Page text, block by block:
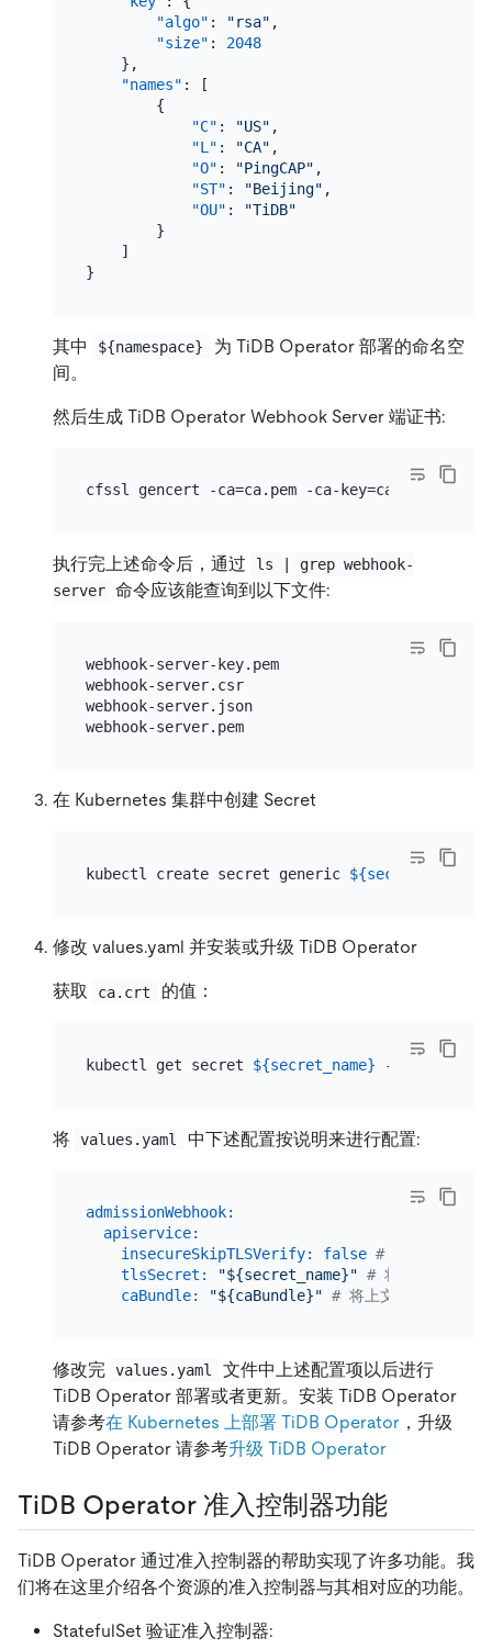
"algo" : "rsa" ,
"size" :
2048
} ,
"names" :
[
{
"C" : "US" ,
"L" : "CA" ,
"O" : "PingCAP" ,
"ST" : "Beijing" ,
"OU" :
"TiDB"
}
]
}
其中 ${namespace}
为 TiDB Operator 部署的命名空
间。
然后生成 TiDB Operator Webhook Server 端证书:
执行完上述命令后，通过
ls | grep webhook-
server 命令应该能查询到以下文件:
webhook-server-key.pem
webhook-server.csr
webhook-server.json
webhook-server.pem
在 Kubernetes 集群中创建 Secret
kubectl create secret generic ${secret_name}
修改 values.yaml 并安装或升级 TiDB Operator
获取 ca.crt 的值：
kubectl get secret ${secret_name} --namespace=
将 values.yaml 中下述配置按说明来进行配置:
admissionWebhook:
apiservice:
insecureSkipTLSVerify:
false # 开启 TLS 验
tlsSecret:
"${secret_name}" # 将上文中所创
caBundle:
"${caBundle}" # 将上文中 ca.crt 的
修改完 values.yaml
文件中上述配置项以后进行
TiDB Operator 部署或者更新。安装 TiDB Operator
请参考在 Kubernetes 上部署 TiDB Operator ，升级
TiDB Operator 请参考升级 TiDB Operator
TiDB Operator 准入控制器功能
TiDB Operator 通过准入控制器的帮助实现了许多功能。我
们将在这里介绍各个资源的准入控制器与其相对应的功能。
StatefulSet 验证准入控制器: